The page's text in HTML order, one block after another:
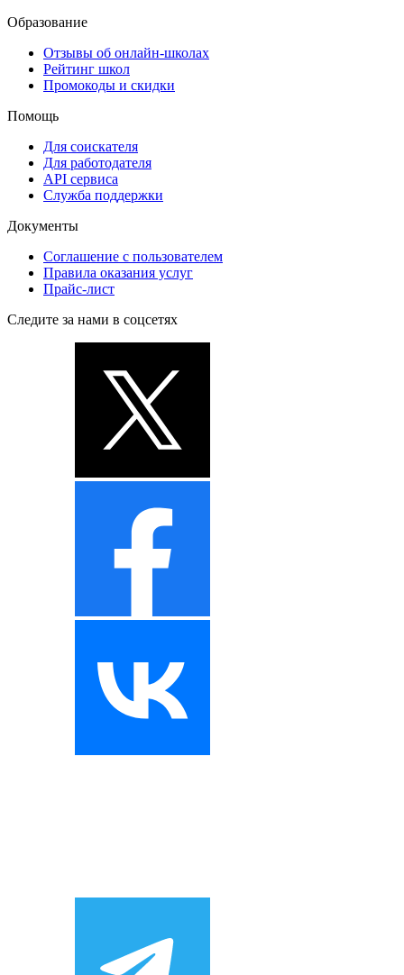
Образование
Отзывы об онлайн-школах
Рейтинг школ
Промокоды и скидки
Помощь
Для соискателя
Для работодателя
API сервиса
Служба поддержки
Документы
Соглашение с пользователем
Правила оказания услуг
Прайс-лист
Следите за нами в соцсетях